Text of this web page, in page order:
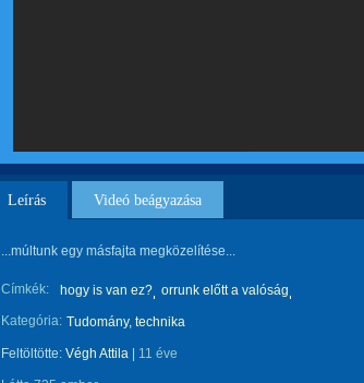
Leírás Videó beágyazása
...múltunk egy másfajta megközelítése...
Címkék: hogy is van ez? orrunk előtt a valóság
Kategória: Tudomány, technika
Feltöltötte: Végh Attila 11 éve